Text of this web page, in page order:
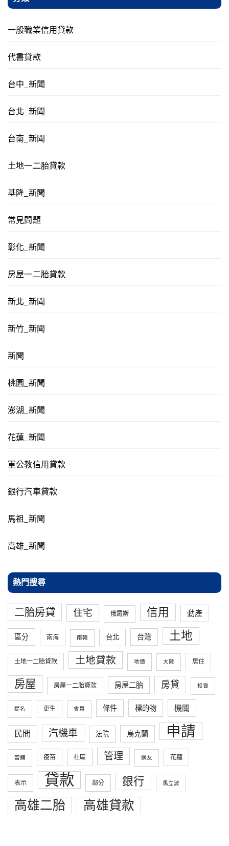
一般職業信用貸款
代書貸款
台中_新聞
台北_新聞
台南_新聞
土地一二胎貸款
基隆_新聞
常見問題
彰化_新聞
房屋一二胎貸款
新北_新聞
新竹_新聞
新聞
桃園_新聞
澎湖_新聞
花蓮_新聞
軍公教信用貸款
銀行汽車貸款
馬祖_新聞
高雄_新聞
熱門搜尋
二胎房貸 住宅 俄羅斯 信用 動產
區分 南海 南韓 台北 台灣 土地
土地一二胎貸款 土地貸款 地價 大陸 居住
房屋 房屋一二胎貸款 房屋二胎 房貸 投資
提名 更生 會員 條件 標的物 機關
民間 汽機車 法院 烏克蘭 申請
當鋪 疫苗 社區 管理 網友 花蓮
表示 貸款 部分 銀行 馬立波
高雄二胎 高雄貸款